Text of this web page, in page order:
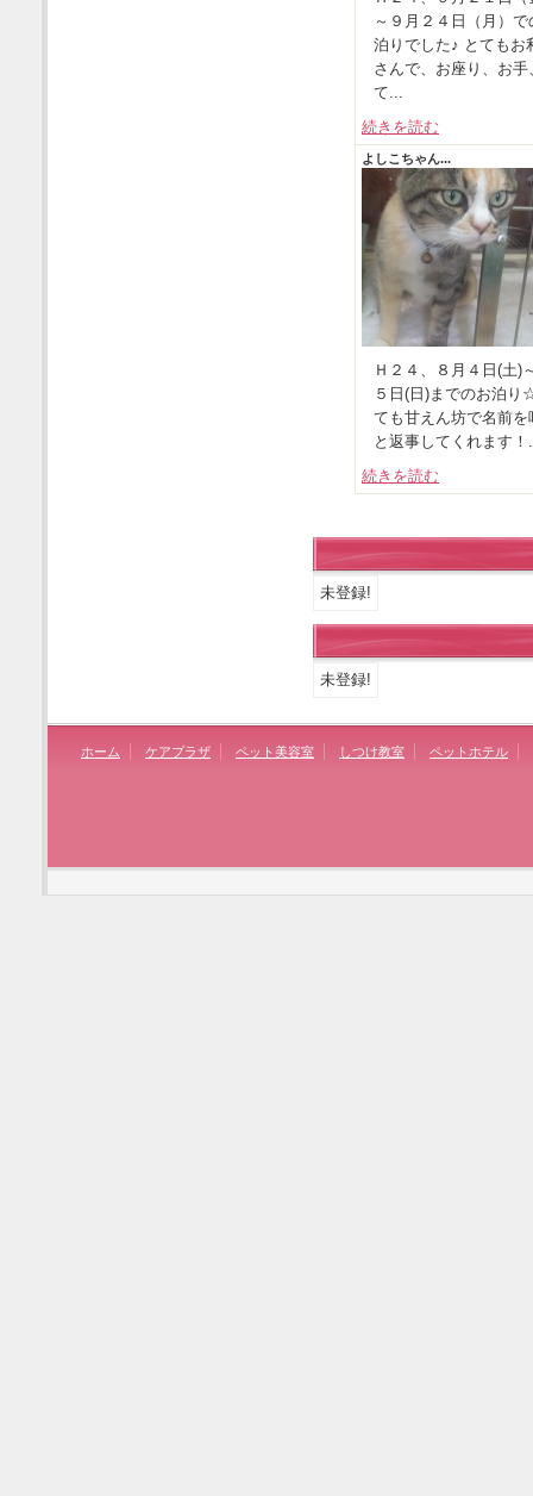
～９月２４日（月）で
泊りでした♪ とてもお
さんで、お座り、お手
て...
続きを読む
よしこちゃん...
Ｈ２４、８月４日(土)
５日(日)までのお泊り
ても甘えん坊で名前を
と返事してくれます！
続きを読む
未登録!
未登録!
ホーム ケアプラザ ペット美容室 しつけ教室 ペットホテル